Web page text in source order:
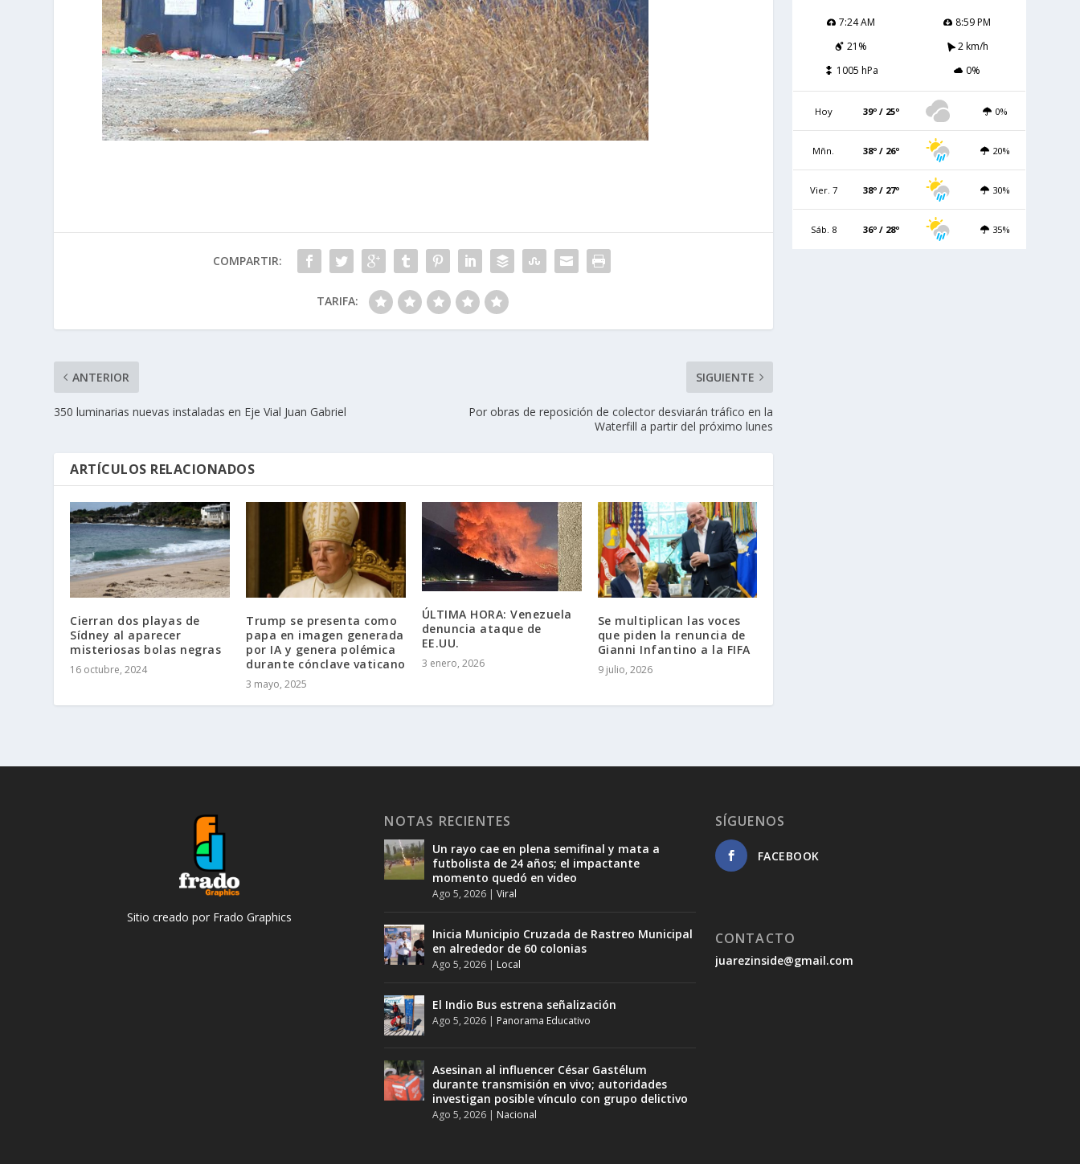
COMPARTIR:
TARIFA:
ANTERIOR
350 luminarias nuevas instaladas en Eje Vial Juan Gabriel
SIGUIENTE
Por obras de reposición de colector desviarán tráfico en la
Waterfill a partir del próximo lunes
ARTÍCULOS RELACIONADOS
Cierran dos playas de
Sídney al aparecer
misteriosas bolas negras
16 octubre, 2024
Trump se presenta como
papa en imagen generada
por IA y genera polémica
durante cónclave vaticano
3 mayo, 2025
ÚLTIMA HORA: Venezuela
denuncia ataque de
EE.UU.
3 enero, 2026
Se multiplican las voces
que piden la renuncia de
Gianni Infantino a la FIFA
9 julio, 2026
7:24 AM
8:59 PM
21%
2 km/h
1005 hPa
0%
Hoy 39º / 25º 0%
Mñn. 38º / 26º 20%
Vier. 7 38º / 27º 30%
Sáb. 8 36º / 28º 35%
Sitio creado por Frado Graphics
NOTAS RECIENTES
Un rayo cae en plena semifinal y mata a
futbolista de 24 años; el impactante
momento quedó en video
Ago 5, 2026 |Viral
Inicia Municipio Cruzada de Rastreo Municipal
en alrededor de 60 colonias
Ago 5, 2026 | Local
El Indio Bus estrena señalización
Ago 5, 2026 | Panorama Educativo
Asesinan al influencer César Gastélum
durante transmisión en vivo; autoridades
investigan posible vínculo con grupo delictivo
Ago 5, 2026 | Nacional
SÍGUENOS
FACEBOOK
CONTACTO
juarezinside@gmail.com